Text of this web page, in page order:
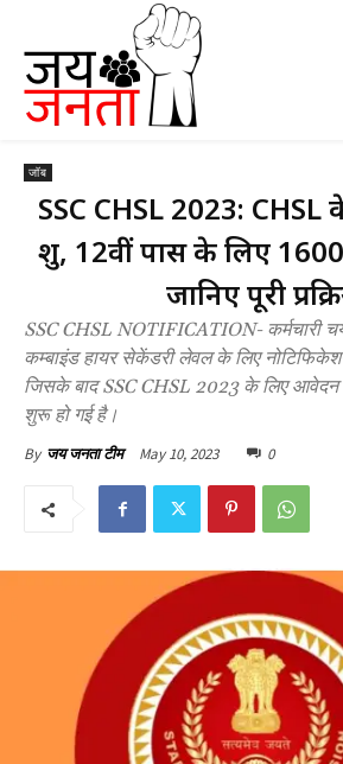
जॉब
SSC CHSL 2023:
शुरू, 12वीं पास के लिए 1600
जानिए पूरी
SSC CHSL NOTIFICATION- कर्मचारी
कम्बाइंड हायर सेकेंडरी लेवल के लिए
जिसके बाद SSC CHSL 2023 के लिए आवेदन
शुरू हो गई है।
By जय जनता टीम May 10, 2023 0